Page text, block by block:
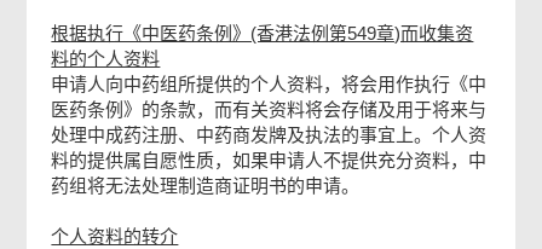
根据执行《中医药条例》(香港法例第549章)而收集资
料的个人资料
申请人向中药组所提供的个人资料，将会用作执行《中
医药条例》的条款，而有关资料将会存储及用于将来与
处理中成药注册、中药商发牌及执法的事宜上。个人资
料的提供属自愿性质，如果申请人不提供充分资料，中
药组将无法处理制造商证明书的申请。
个人资料的转介